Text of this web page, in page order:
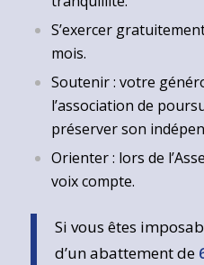
S’exercer
mois.
Soutenir : votre
l’association de
préserver son
Orienter : lors de
voix compte.
Si vous êtes
d’un abattement de